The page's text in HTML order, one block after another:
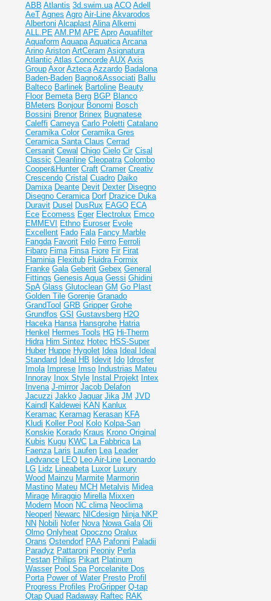
ABB Atlantis 3d.swim.ua ACO Adell
AeT Agnes Agro Air-Line Akvarodos
Albertoni Alcaplast Alina Alkemi
ALL.PE AM.PM APE Apro Aquafilter
Aquaform Aquapa Aquatica Arcana
Arino Ariston ArtCeram Asignatura
Atlantic Atlas Concorde AUX Axis
Group Axor Azteca Azzardo Badalona
Baden-Baden Bagno&Associati Ballu
Balteco Barlinek Bartoline Beauty
Floor Bemeta Berg BGP Blanco
BMeters Bonjour Bonomi Bosch
Bossini Brenor Brinex Bugnatese
Caleffi Cameya Carlo Poletti Catalano
Ceramika Color Ceramika Gres
Ceramiсa Santa Claus Cerrad
Cersanit Cewal Chigo Cielo Cir Cisal
Classic Cleanline Cleopatra Colombo
Cooper&Hunter Craft Cramer Creativ
Crescendo Cristal Cuadro Daiko
Damixa Deante Devit Dexter Disegno
Disegno Ceramica Dorf Drazice Duka
Duravit Dusel DusRux EAGO ECA
Ece Ecomess Eger Electrolux Emco
EMMEVI
Ethno Euroser Evole
Excellent Fado Fala Fancy Marble
Fangda Favorit Felo Ferro Ferroli
Fibaro Fima Finsa Fiore Fir Firat
Flaminia Flexitub Fluidra Formix
Franke Gala Geberit Gebex General
Fittings Genesis Aqua Gessi Ghidini
SpA Glass Glutoclean GM Go Plast
Golden Tile Gorenje Granado
GrandTool GRB Gripper Grohe
Grundfos GSI Gustavsberg H2O
Haceka Hansa Hansgrohe Hatria
Henkel Hermes Tools HG Hi-Therm
Hidra Him Sintez Hotec HSS-Super
Huber Huppe Hygolet Idea Ideal
Ideal
Standard Ideal НВ Idevit Ido Idrosfer
Imola Imprese Imso Industrias Mateu
Innoray Inox Style Instal Projekt Intex
Invena J-mirror Jacob Delafon
Jacuzzi Jakko Jaquar Jika JM JVD
Kaindl
Kaldewei KAN Kanlux
Keramac Keramag Kerasan KFA
Kludi Koller Pool Kolo Kolpa-San
Konskie Korado Kraus Krono Original
Kubis Kugu KWC La Fabbrica La
Faenza Laris Laufen Lea Leader
Ledvance LEO Leo Air-Line Leonardo
LG Lidz Lineabeta Luxor Luxury
Wood Mainzu Marmite Marmorin
Mastino Mateu MCH Metalvis Midea
Mirage Miraggio Mirella Mixxen
Modern Moon NC clima Neoclima
Neoperl Newarc NICdesign Ninja NKP
NN Nobili Nofer Nova Nowa Gala Oli
Olmo Onlyheat Opoczno Oralux
Orans Ostendorf PAA Pafonni Paladii
Paradyz Pattaroni Peoniy Perla
Pestan Philips Pikart Platinum
Wasser Pool Spa Porcelanite Dos
Porta Power of Water Presto Profil
Progress Profiles ProGripper Q-tap
Qtap Quad Radaway Raftec RAK